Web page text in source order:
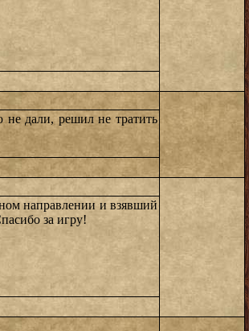
дали, решил не тратить
направлении и взявший
за игру!